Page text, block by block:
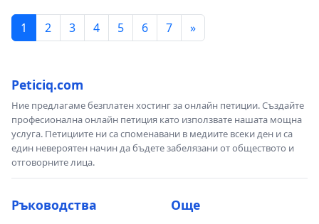
1 2 3 4 5 6 7 »
Peticiq.com
Ние предлагаме безплатен хостинг за онлайн петиции. Създайте
професионална онлайн петиция като използвате нашата мощна
услуга. Петициите ни са споменавани в медиите всеки ден и са
един невероятен начин да бъдете забелязани от обществото и
отговорните лица.
Ръководства Още